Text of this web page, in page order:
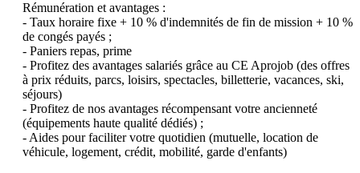
Rémunération et avantages :
- Taux horaire fixe + 10 % d'indemnités de fin de mission + 10 %
de congés payés ;
- Paniers repas, prime
- Profitez des avantages salariés grâce au CE Aprojob (des offres
à prix réduits, parcs, loisirs, spectacles, billetterie, vacances, ski,
séjours)
- Profitez de nos avantages récompensant votre ancienneté
(équipements haute qualité dédiés) ;
- Aides pour faciliter votre quotidien (mutuelle, location de
véhicule, logement, crédit, mobilité, garde d'enfants)